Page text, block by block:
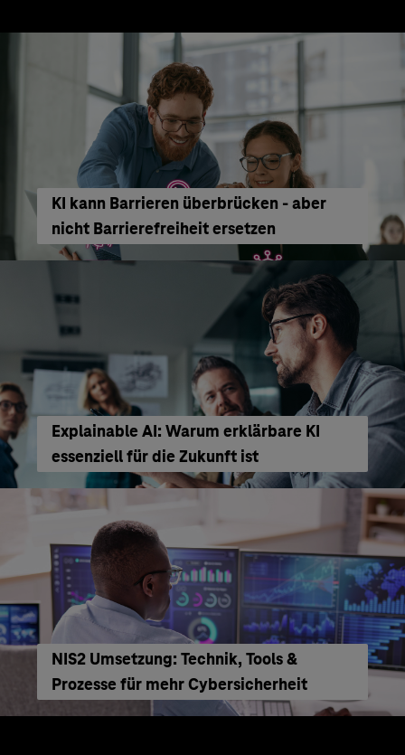
KI kann Barrieren überbrücken - aber
nicht Barrierefreiheit ersetzen
Explainable AI: Warum erklärbare KI
essenziell für die Zukunft ist
NIS2 Umsetzung: Technik, Tools &
Prozesse für mehr Cybersicherheit